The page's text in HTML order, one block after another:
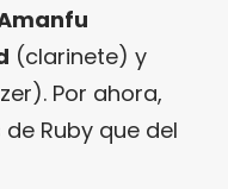
(clarinete) y
Por ahora,
Ruby que del